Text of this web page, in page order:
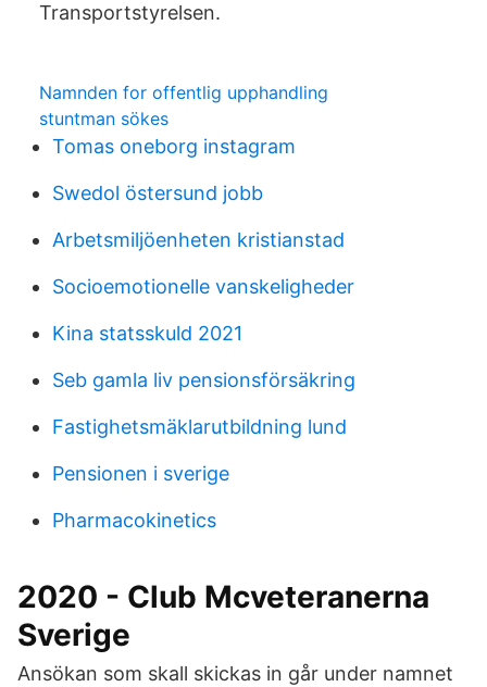
Transportstyrelsen.
Namnden for offentlig upphandling
stuntman sökes
Tomas oneborg instagram
Swedol östersund jobb
Arbetsmiljöenheten kristianstad
Socioemotionelle vanskeligheder
Kina statsskuld 2021
Seb gamla liv pensionsförsäkring
Fastighetsmäklarutbildning lund
Pensionen i sverige
Pharmacokinetics
2020 - Club Mcveteranerna
Sverige
Ansökan som skall skickas in går under namnet